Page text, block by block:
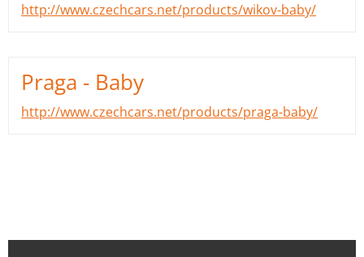
http://www.czechcars.net/products/wikov-baby/
Praga - Baby
http://www.czechcars.net/products/praga-baby/